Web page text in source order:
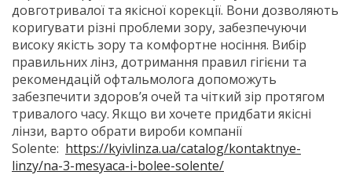
довготривалої та якісної корекції. Вони дозволяють
коригувати різні проблеми зору, забезпечуючи
високу якість зору та комфортне носіння. Вибір
правильних лінз, дотримання правил гігієни та
рекомендацій офтальмолога допоможуть
забезпечити здоров’я очей та чіткий зір протягом
тривалого часу. Якщо ви хочете придбати якісні
лінзи, варто обрати вироби компанії
Solente: https://kyivlinza.ua/catalog/kontaktnye-
linzy/na-3-mesyaca-i-bolee-solente/